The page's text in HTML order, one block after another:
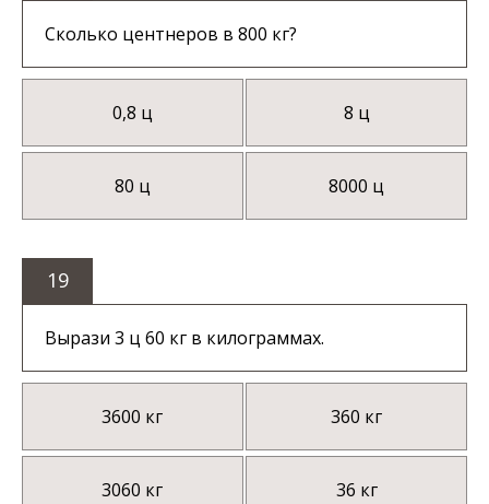
Сколько центнеров в 800 кг?
0,8 ц 8 ц
80 ц 8000 ц
19
Вырази 3 ц 60 кг в килограммах.
3600 кг 360 кг
3060 кг 36 кг